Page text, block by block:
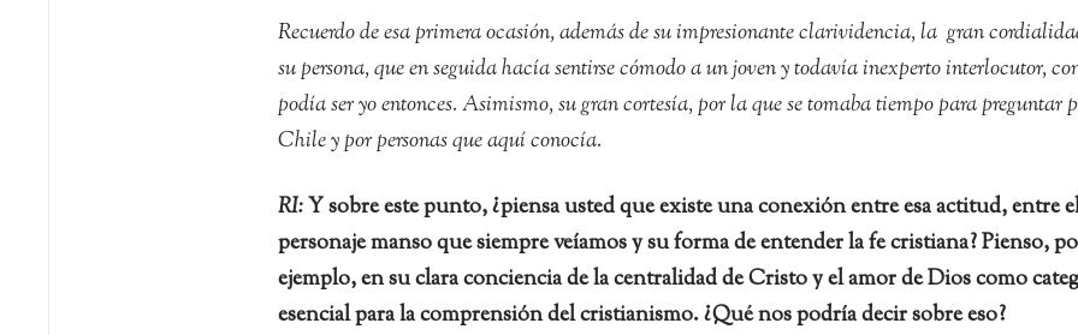
Recuerdo de esa primera ocasión, además de su impresionante clarividencia, la gran
su persona, que en seguida hacía sentirse cómodo a un joven y todavía inexperto interlocutor,
podía ser yo entonces. Asimismo, su gran cortesía, por la que se tomaba tiempo para preguntar
Chile y por personas que aquí conocía.
RI:Y sobre este punto, ¿piensa usted que existe una conexión entre esa actitud, entre
personaje manso que siempre veíamos y su forma de entender la fe cristiana? Pienso,
ejemplo, en su clara conciencia de la centralidad de Cristo y el amor de Dios como
esencial para la comprensión del cristianismo. ¿Qué nos podría decir sobre eso?